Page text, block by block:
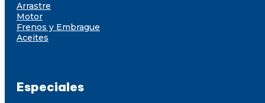
Arrastre
Motor
Frenos y Embrague
Aceites
Especiales